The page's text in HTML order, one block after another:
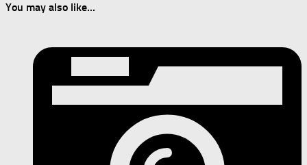
You may also like...